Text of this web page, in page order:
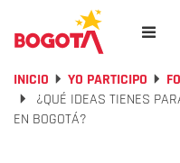
INICIO YO PARTICIPO
¿QUÉ IDEAS TIENES
EN BOGOTÁ?